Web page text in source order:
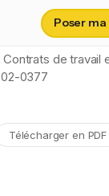
Poser
Contrats de travail
02-0377
Télécharger en PDF